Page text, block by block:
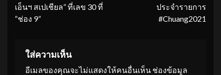
เอ็นฯ สเปเชียล” ที่เลข 30 ที่
“ช่อง 9”
ประจำรายการ
#Chuang2021
ใส่ความเห็น
อีเมลของคุณจะไม่แสดงให้คนอื่นเห็น ช่องข้อมูล